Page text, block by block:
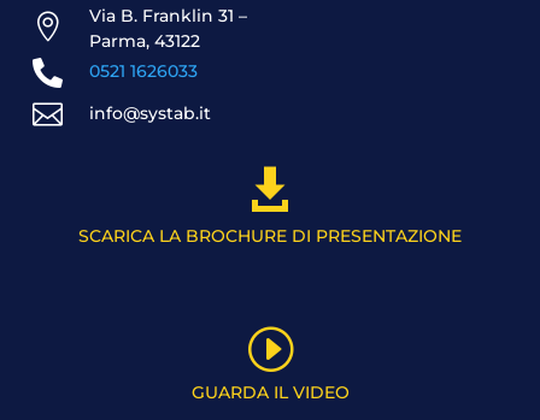

Via B. Franklin 31 –
Parma, 43122
 0521 1626033
 info@systab.it

SCARICA LA BROCHURE DI PRESENTAZIONE
I
GUARDA IL VIDEO